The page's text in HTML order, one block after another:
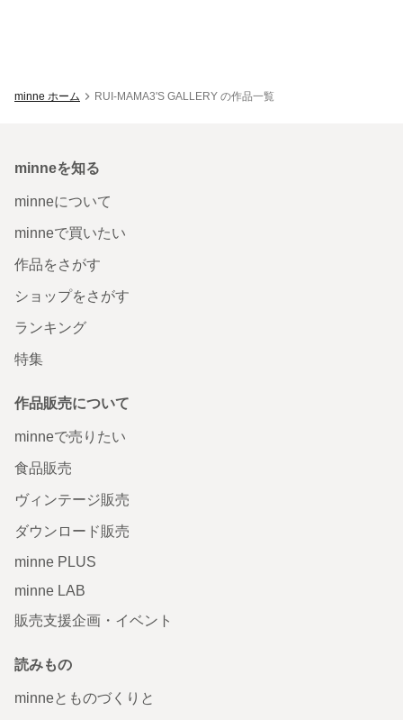
minne ホーム RUI-MAMA3'S GALLERY の作品一覧
minneを知る
minneについて
minneで買いたい
作品をさがす
ショップをさがす
ランキング
特集
作品販売について
minneで売りたい
食品販売
ヴィンテージ販売
ダウンロード販売
minne PLUS
minne LAB
販売支援企画・イベント
読みもの
minneとものづくりと